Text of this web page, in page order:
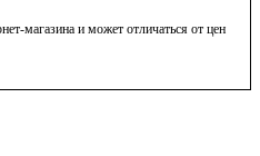
магазина и может отличаться от цен